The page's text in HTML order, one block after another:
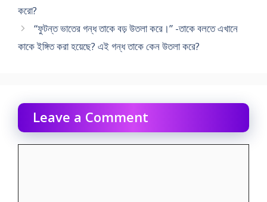
করো?
“ফুটন্ত ভাতের গন্ধ তাকে বড় উতলা করে।” -তাকে বলতে এখানে
কাকে ইঙ্গিত করা হয়েছে? এই গন্ধ তাকে কেন উতলা করে?
Leave a Comment